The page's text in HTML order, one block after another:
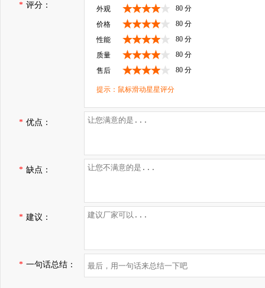
* 评分： 外观
80 分
价格
80 分
性能
80 分
质量
80 分
售后
80 分
提示：鼠标滑动星星评分
* 优点：
* 缺点：
* 建议：
* 一句话总结：